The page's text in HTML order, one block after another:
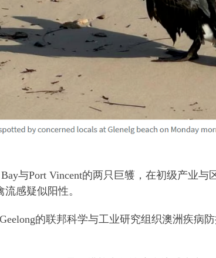
与Port Vincent的两只巨鹱，在初级产业与
感疑似阳性。
的联邦科学与工业研究组织澳洲疾病